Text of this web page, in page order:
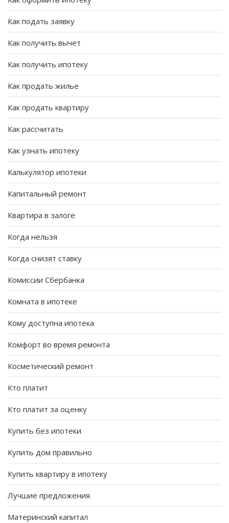
Как подать заявку
Как получить вычет
Как получить ипотеку
Как продать жилье
Как продать квартиру
Как рассчитать
Как узнать ипотеку
Калькулятор ипотеки
Капитальный ремонт
Квартира в залоге
Когда нельзя
Когда снизят ставку
Комиссии Сбербанка
Комната в ипотеке
Кому доступна ипотека
Комфорт во время ремонта
Косметический ремонт
Кто платит
Кто платит за оценку
Купить без ипотеки
Купить дом правильно
Купить квартиру в ипотеку
Лучшие предложения
Материнский капитал